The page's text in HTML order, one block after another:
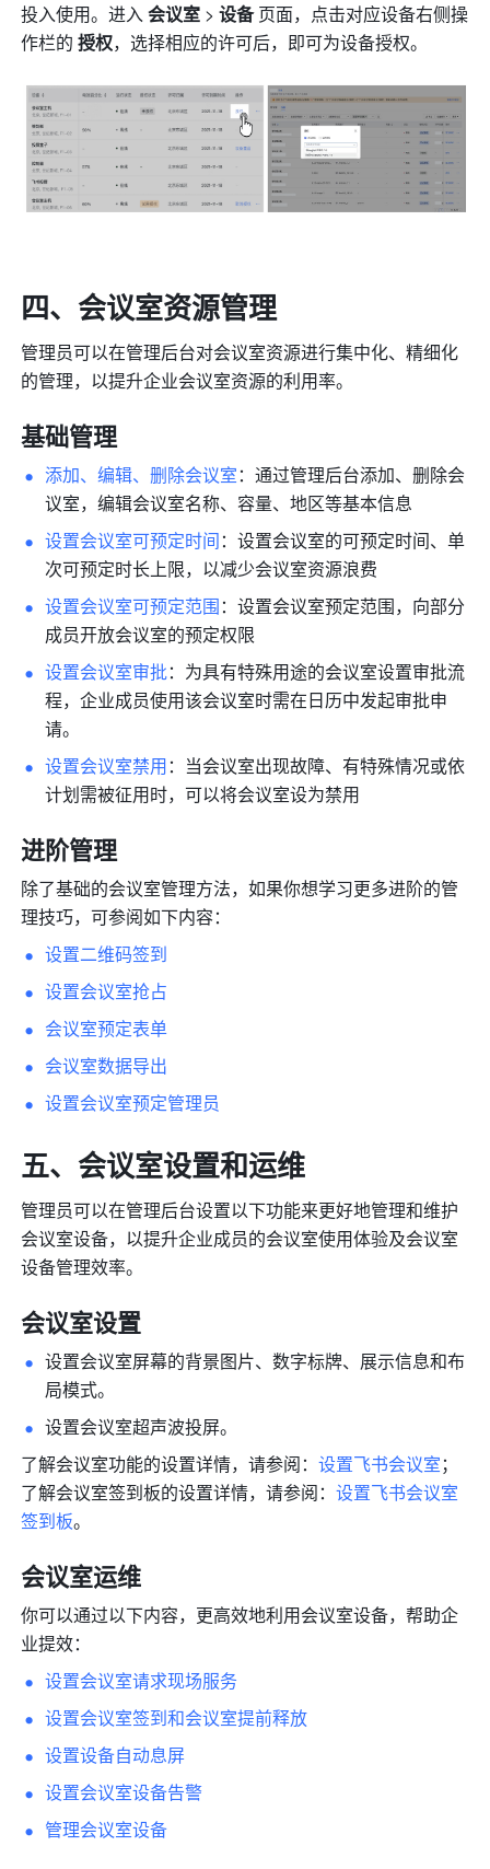
投入使用。进入 会议室 > 设备 页面，点击对应设备右侧操
作栏的 授权，选择相应的许可后，即可为设备授权。
四、会议室资源管理
管理员可以在管理后台对会议室资源进行集中化、精细化
的管理，以提升企业会议室资源的利用率。
基础管理
添加、编辑、删除会议室：通过管理后台添加、删除会
议室，编辑会议室名称、容量、地区等基本信息
设置会议室可预定时间：设置会议室的可预定时间、单
次可预定时长上限，以减少会议室资源浪费
设置会议室可预定范围：设置会议室预定范围，向部分
成员开放会议室的预定权限
设置会议室审批：为具有特殊用途的会议室设置审批流
程，企业成员使用该会议室时需在日历中发起审批申
请。
设置会议室禁用：当会议室出现故障、有特殊情况或依
计划需被征用时，可以将会议室设为禁用
进阶管理
除了基础的会议室管理方法，如果你想学习更多进阶的管
理技巧，可参阅如下内容：
设置二维码签到
设置会议室抢占
会议室预定表单
会议室数据导出
设置会议室预定管理员
五、会议室设置和运维
管理员可以在管理后台设置以下功能来更好地管理和维护
会议室设备，以提升企业成员的会议室使用体验及会议室
设备管理效率。
会议室设置
设置会议室屏幕的背景图片、数字标牌、展示信息和布
局模式。
设置会议室超声波投屏。
了解会议室功能的设置详情，请参阅：设置飞书会议室；
了解会议室签到板的设置详情，请参阅：设置飞书会议室
签到板。
会议室运维
你可以通过以下内容，更高效地利用会议室设备，帮助企
业提效：
设置会议室请求现场服务
设置会议室签到和会议室提前释放
设置设备自动息屏
设置会议室设备告警
管理会议室设备